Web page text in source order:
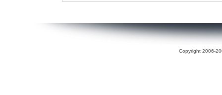
Copyright 2006-